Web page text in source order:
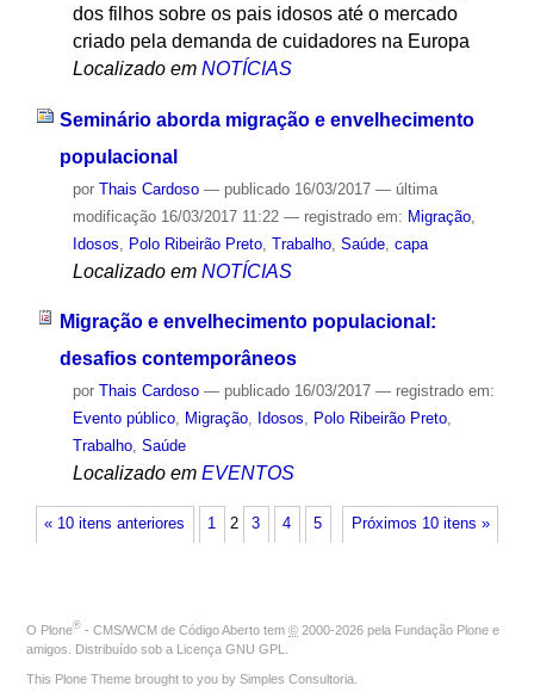
dos filhos sobre os pais idosos até o mercado
criado pela demanda de cuidadores na Europa
Localizado em NOTÍCIAS
Seminário aborda migração e envelhecimento
populacional
por Thais Cardoso — publicado16/03/2017 — última
modificação16/03/2017 11:22 — registrado em: Migração,
Idosos
Polo Ribeirão Preto, Trabalho, Saúde, capa
Localizado em NOTÍCIAS
Migração e envelhecimento populacional:
desafios contemporâneos
por Thais Cardoso — publicado16/03/2017 — registrado em:
Evento público, Migração, Idosos, Polo Ribeirão Preto,
Trabalho, Saúde
Localizado em EVENTOS
« 10 itens anteriores Próximos 10 itens »
1 2 3 4 5
O Plone® - CMS/WCM de Código Aberto tem © 2000-2026 pela Fundação Plone e
amigos. Distribuído sob a Licença GNU GPL
This Plone Theme brought to you by Simples Consultoria